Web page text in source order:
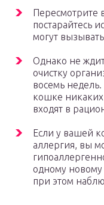
Пересмотрите
постарайтесь
могут
Однако не
очистку
восемь
кошке никаких
входят в
Если у вашей
аллергия, вы
одному новому
при этом